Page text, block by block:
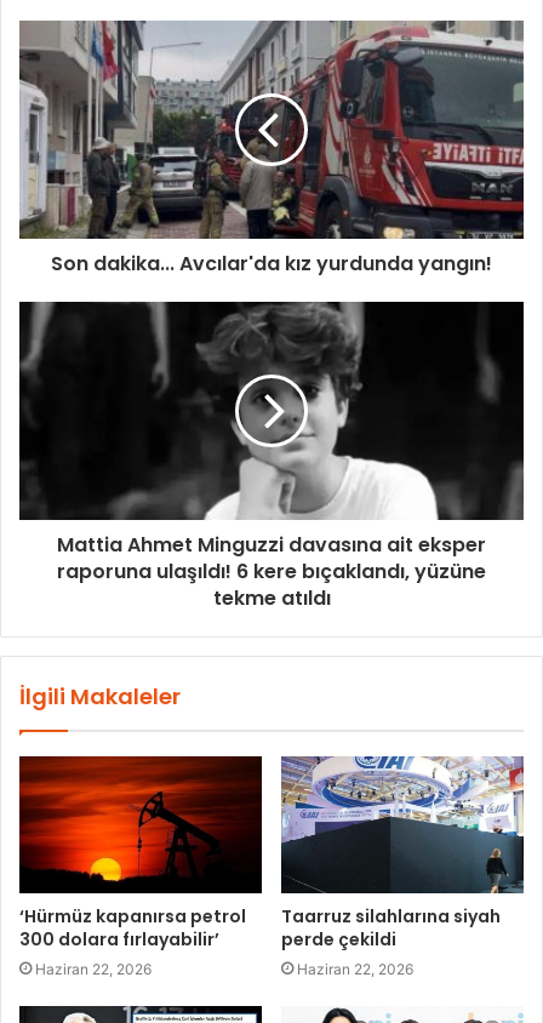
Son dakika... Avcılar'da kız yurdunda yangın!
Mattia Ahmet Minguzzi davasına ait eksper
raporuna ulaşıldı! 6 kere bıçaklandı, yüzüne
tekme atıldı
İlgili Makaleler
‘Hürmüz kapanırsa petrol
300 dolara fırlayabilir’
Haziran 22, 2026
Taarruz silahlarına siyah
perde çekildi
Haziran 22, 2026